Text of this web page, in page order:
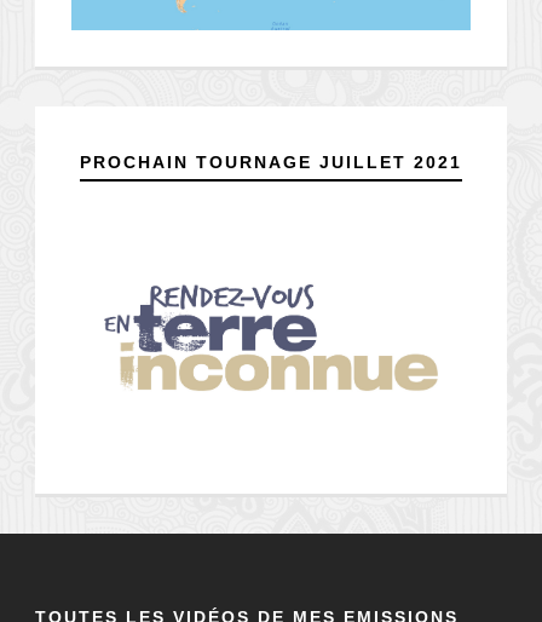
PROCHAIN TOURNAGE JUILLET 2021
TOUTES LES VIDÉOS DE MES EMISSIONS